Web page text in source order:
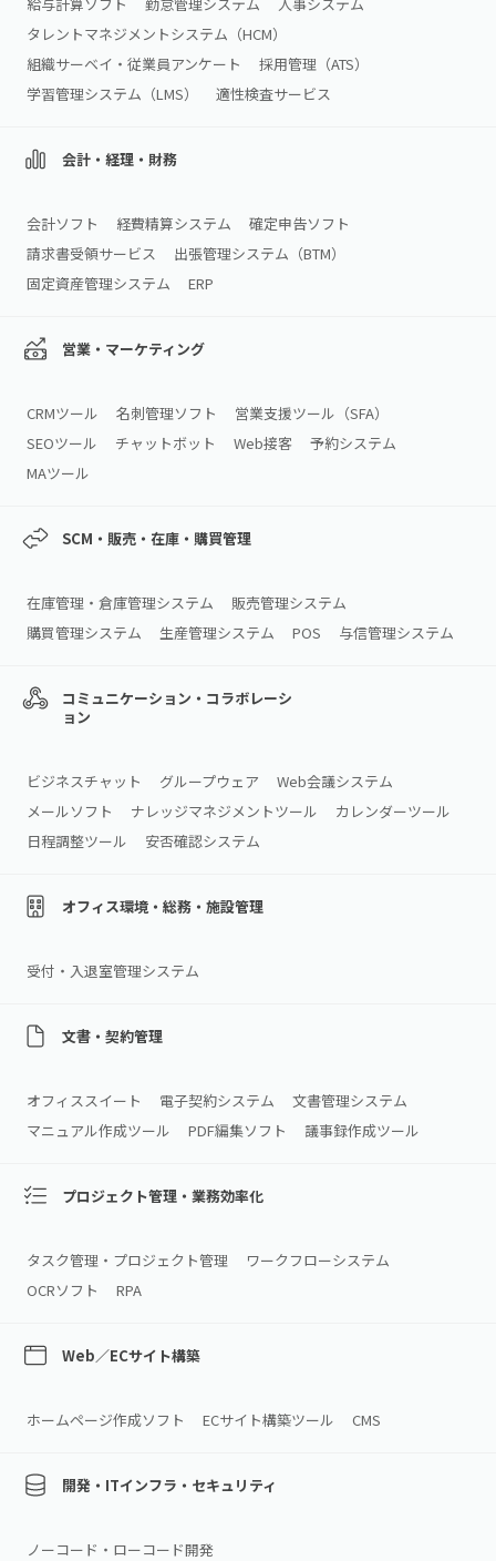
タレントマネジメントシステム（HCM）
組織サーベイ・従業員アンケート
採用管理（ATS）
学習管理システム（LMS）
適性検査サービス
会計・経理・財務
会計ソフト 経費精算システム
確定申告ソフト
請求書受領サービス
出張管理システム（BTM）
固定資産管理システム
ERP
営業・マーケティング
CRMツール 名刺管理ソフト
営業支援ツール（SFA）
SEOツール
チャットボット Web接客
予約システム
MAツール
SCM・販売・在庫・購買管理
在庫管理・倉庫管理システム
販売管理システム
購買管理システム
生産管理システム POS 与信管理システム
コミュニケーション・コラボレーシ
ョン
ビジネスチャット グループウェア
Web会議システム
メールソフト
ナレッジマネジメントツール
カレンダーツール
日程調整ツール
安否確認システム
オフィス環境・総務・施設管理
受付・入退室管理システム
文書・契約管理
オフィススイート 電子契約システム
文書管理システム
マニュアル作成ツール
PDF編集ソフト 議事録作成ツール
プロジェクト管理・業務効率化
タスク管理・プロジェクト管理
ワークフローシステム
OCRソフト
RPA
Web／ECサイト構築
ホームページ作成ソフト ECサイト構築ツール CMS
開発・ITインフラ・セキュリティ
ノーコード・ローコード開発